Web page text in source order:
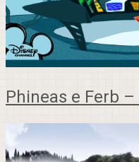
Phineas e Ferb